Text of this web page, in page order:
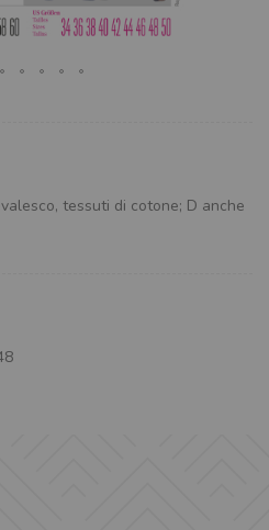
tessuti di cotone; D anche